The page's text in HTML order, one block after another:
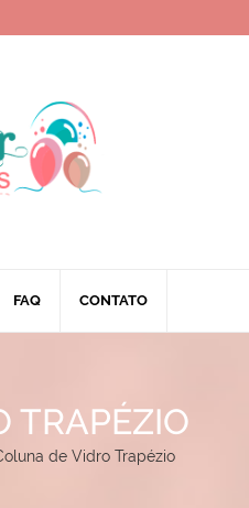
FAQ CONTATO
TRAPÉZIO
de Vidro Trapézio